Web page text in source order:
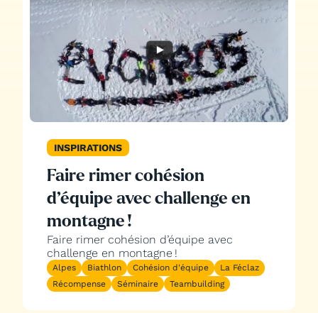
INSPIRATIONS
Faire rimer cohésion
d’équipe avec challenge en
montagne !
Faire rimer cohésion d’équipe avec
challenge en montagne !
Alpes Biathlon Cohésion d'équipe
La Féclaz
Récompense
Séminaire Teambuilding